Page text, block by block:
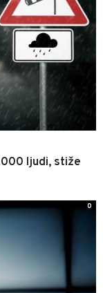
ljudi, stiže
0